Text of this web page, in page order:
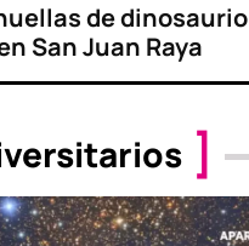
de dinosaurio
San Juan Raya